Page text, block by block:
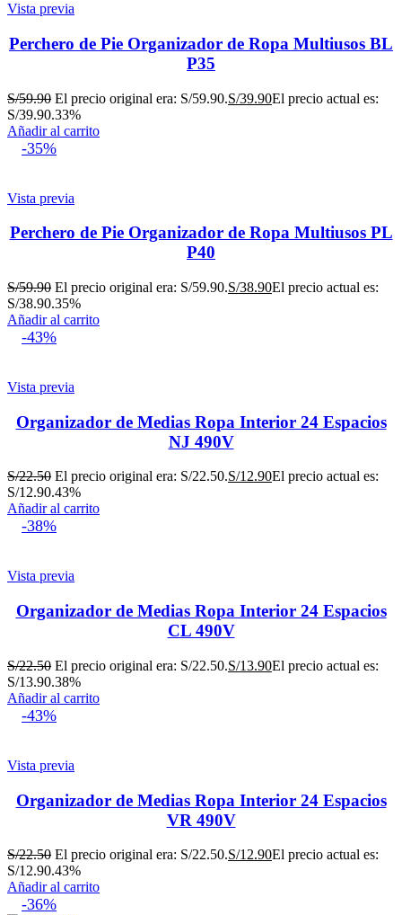
Vista previa
Perchero de Pie Organizador de Ropa Multiusos BL
P35
S/59.90 El precio original era: S/59.90.S/39.90El precio actual es:
S/39.90.33%
Añadir al carrito
-35%
Vista previa
Perchero de Pie Organizador de Ropa Multiusos PL
P40
S/59.90 El precio original era: S/59.90.S/38.90El precio actual es:
S/38.90.35%
Añadir al carrito
-43%
Vista previa
Organizador de Medias Ropa Interior 24 Espacios
NJ 490V
S/22.50 El precio original era: S/22.50.S/12.90El precio actual es:
S/12.90.43%
Añadir al carrito
-38%
Vista previa
Organizador de Medias Ropa Interior 24 Espacios
CL 490V
S/22.50 El precio original era: S/22.50.S/13.90El precio actual es:
S/13.90.38%
Añadir al carrito
-43%
Vista previa
Organizador de Medias Ropa Interior 24 Espacios
VR 490V
S/22.50 El precio original era: S/22.50.S/12.90El precio actual es:
S/12.90.43%
Añadir al carrito
-36%